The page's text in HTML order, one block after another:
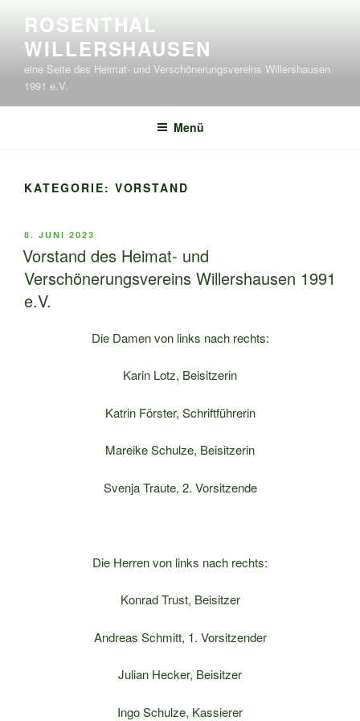
springen
ROSENTHAL
WILLERSHAUSEN
eine Seite des Heimat- und Verschönerungsvereins Willershausen
1991 e.V.
Menü
KATEGORIE: VORSTAND
VERÖFFENTLICHT
AM
8. JUNI 2023
Vorstand des Heimat- und
Verschönerungsvereins Willershausen 1991
e.V.
Die Damen von links nach rechts:
Karin Lotz, Beisitzerin
Katrin Förster, Schriftführerin
Mareike Schulze, Beisitzerin
Svenja Traute, 2. Vorsitzende
Die Herren von links nach rechts:
Konrad Trust, Beisitzer
Andreas Schmitt, 1. Vorsitzender
Julian Hecker, Beisitzer
Ingo Schulze, Kassierer